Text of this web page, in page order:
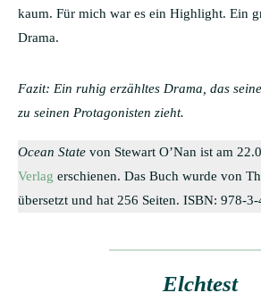
kaum. Für mich war es ein Highlight. Ein
Drama.
Fazit: Ein ruhig erzähltes Drama, das
zu seinen Protagonisten zieht.
Ocean State von Stewart O’Nan ist am
Verlag erschienen. Das Buch wurde von
übersetzt und hat 256 Seiten. ISBN: 978-
Elchtest